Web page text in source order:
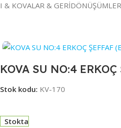
& KOVALAR & GERİDÖNÜŞÜMLER
KOVA SU NO:4
Stok kodu: KV-170
Stokta